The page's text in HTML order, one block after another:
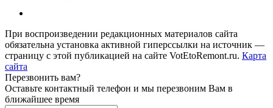
При воспроизведении редакционных материалов сайта
обязательна установка активной гиперссылки на источник —
страницу с этой публикацией на сайте VotEtoRemont.ru. Карта
сайта
Перезвонить вам?
Оставьте контактный телефон и мы перезвоним Вам в
ближайшее время